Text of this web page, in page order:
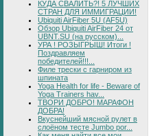
КУДА СВАЛИТЬ?! 5 ЛУЧШИХ
СТРАН ДЛЯ ИММИГРАЦИИ!
Ubiquiti AirFiber 5U (AF5U)
Обзор Ubiquiti AirFiber 24 от
UBNT.SU (на русском)...
УРА ! РОЗЫГРЫШ! Итоги !
Поздравляем
победителей!!!...
Филе трески с гарниром из
шпината
Yoga Health for life - Beware of
Yoga Trainers hav...
ТВОРИ ДОБРО! МАРАФОН
ДОБРА!
Вкуснейший мясной рулет в
слоёном тесте Jumbo por...